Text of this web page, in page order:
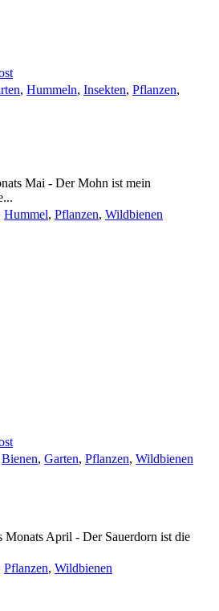
, Hummeln, Insekten, Pflanzen,
Mai - Der Mohn ist mein
Hummel, Pflanzen, Wildbienen
Bienen, Garten, Pflanzen, Wildbienen
Monats April - Der Sauerdorn ist die
Pflanzen, Wildbienen